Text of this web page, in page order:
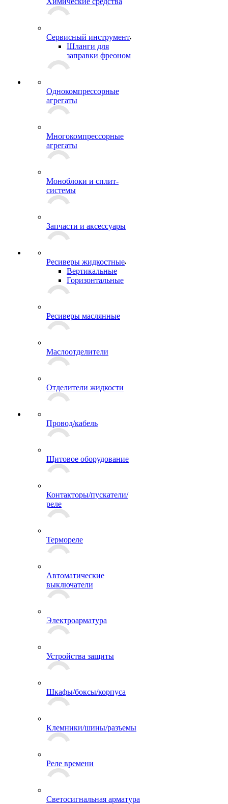
Сервисный инструмент
Шланги для
заправки фреоном
Однокомпрессорные
агрегаты
Многокомпрессорные
агрегаты
Моноблоки и сплит-
системы
Запчасти и аксессуары
Ресиверы жидкостные
Вертикальные
Горизонтальные
Ресиверы маслянные
Маслоотделители
Отделители жидкости
Провод/кабель
Щитовое оборудование
Контакторы/пускатели/
реле
Термореле
Автоматические
выключатели
Электроарматура
Устройства защиты
Шкафы/боксы/корпуса
Клемники/шины/разъемы
Реле времени
Светосигнальная арматура